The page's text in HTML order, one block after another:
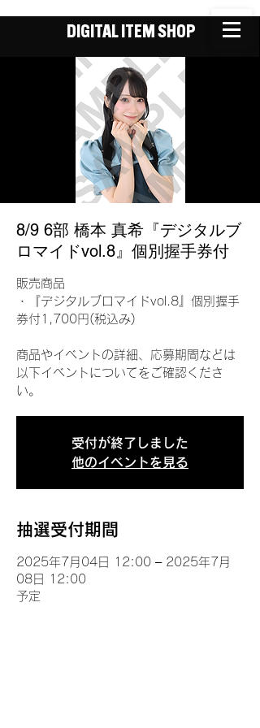
DIGITAL ITEM SHOP
8/9 6部 橋本 真希『デジタルブ
ロマイドvol.8』個別握手券付
販売商品
・『デジタルブロマイドvol.8』個別握手
券付1,700円(税込み)
商品やイベントの詳細、応募期間などは
以下イベントについてをご確認くださ
い。
受付が終了しました
他のイベントを見る
抽選受付期間
2025年7月04日 12:00 – 2025年7月
08日 12:00
予定